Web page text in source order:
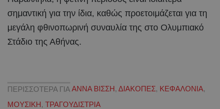
σημαντική για την ίδια, καθώς προετοιμάζεται για τη
μεγάλη φθινοπωρινή συναυλία της στο Ολυμπιακό
Στάδιο της Αθήνας.
ΠΕΡΙΣΣΟΤΕΡΑ ΓΙΑ ΑΝΝΑ ΒΙΣΣΗ , ΔΙΑΚΟΠΕΣ, ΚΕΦΑΛΟΝΙΑ,
ΜΟΥΣΙΚΗ, ΤΡΑΓΟΥΔΙΣΤΡΙΑ